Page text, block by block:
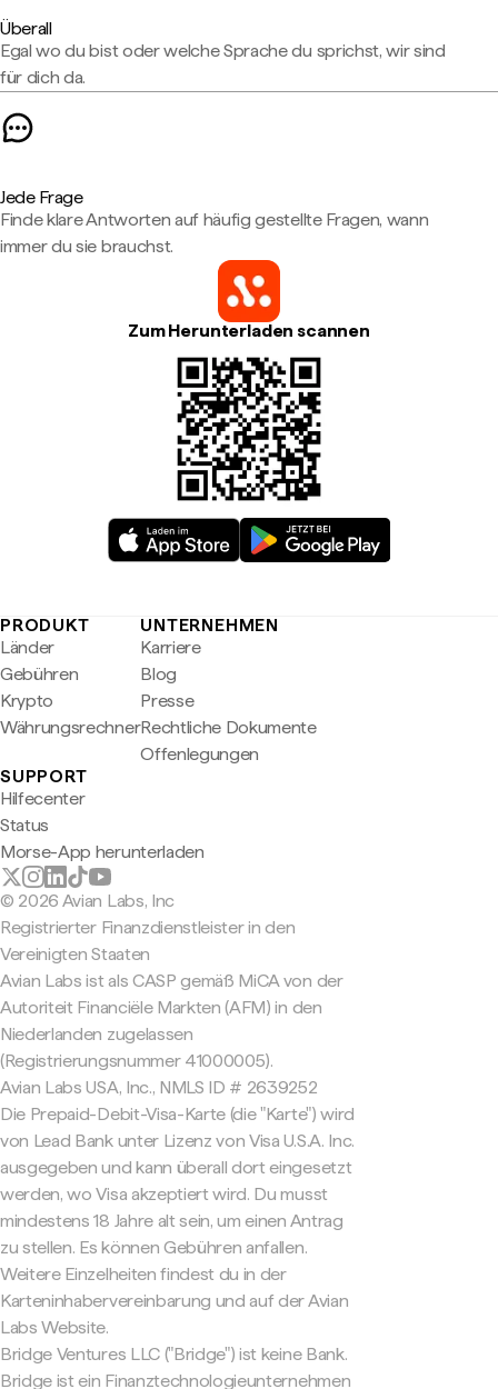
Überall
Egal wo du bist oder welche Sprache du sprichst, wir sind
für dich da.
Jede Frage
Finde klare Antworten auf häufig gestellte Fragen, wann
immer du sie brauchst.
Zum Herunterladen scannen
PRODUKT
Länder
Gebühren
Krypto
Währungsrechner
UNTERNEHMEN
Karriere
Blog
Presse
Rechtliche Dokumente
Offenlegungen
SUPPORT
Hilfecenter
Status
Morse-App herunterladen
© 2026 Avian Labs, Inc
Registrierter Finanzdienstleister in den
Vereinigten Staaten
Avian Labs ist als CASP gemäß MiCA von der
Autoriteit Financiële Markten (AFM) in den
Niederlanden zugelassen
(Registrierungsnummer 41000005).
Avian Labs USA, Inc., NMLS ID # 2639252
Die Prepaid-Debit-Visa-Karte (die "Karte") wird
von Lead Bank unter Lizenz von Visa U.S.A. Inc.
ausgegeben und kann überall dort eingesetzt
werden, wo Visa akzeptiert wird. Du musst
mindestens 18 Jahre alt sein, um einen Antrag
zu stellen. Es können Gebühren anfallen.
Weitere Einzelheiten findest du in der
Karteninhabervereinbarung und auf der Avian
Labs Website.
Bridge Ventures LLC ("Bridge") ist keine Bank.
Bridge ist ein Finanztechnologieunternehmen